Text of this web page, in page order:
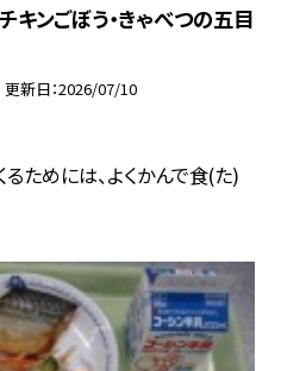
キンごぼう・きゃべつの五目
更新日 2026/07/10
ためには、よくかんで食(た)